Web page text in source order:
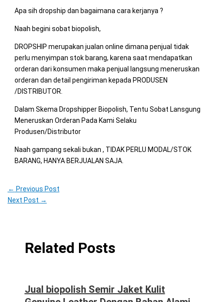
Apa sih dropship dan bagaimana cara kerjanya ?
Naah begini sobat biopolish,
DROPSHIP merupakan jualan online dimana penjual tidak
perlu menyimpan stok barang, karena saat mendapatkan
orderan dari konsumen maka penjual langsung meneruskan
orderan dan detail pengiriman kepada PRODUSEN
/DISTRIBUTOR.
Dalam Skema Dropshipper Biopolish, Tentu Sobat Lansgung
Meneruskan Orderan Pada Kami Selaku
Produsen/Distributor
Naah gampang sekali bukan , TIDAK PERLU MODAL/STOK
BARANG, HANYA BERJUALAN SAJA.
← Previous Post
Next Post →
Related Posts
Jual biopolish Semir Jaket Kulit